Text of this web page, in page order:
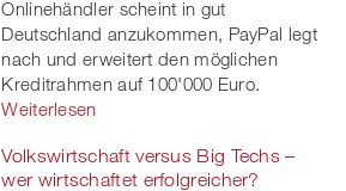
Onlinehändler scheint in gut
Deutschland anzukommen, PayPal legt
nach und erweitert den möglichen
Kreditrahmen auf 100'000 Euro.
Weiterlesen
Volkswirtschaft versus Big Techs –
wer wirtschaftet erfolgreicher?